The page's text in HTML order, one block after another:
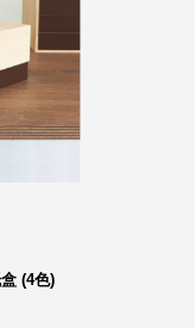
(4色)